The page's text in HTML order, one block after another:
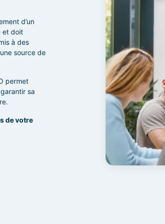
d’un
et doit
à des
source de
permet
sa
de votre